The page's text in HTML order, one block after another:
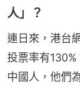
人」？
連日來，港台
投票率有
中國人，他們